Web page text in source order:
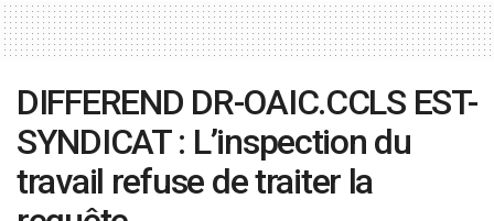
DIFFEREND DR-OAIC.CCLS EST-
SYNDICAT : L’inspection du
travail refuse de traiter la